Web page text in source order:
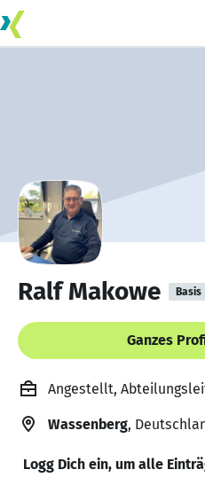
Ralf Makowe Basis
Ganzes
Angestellt,
Wassenberg,
Logg Dich ein, um alle